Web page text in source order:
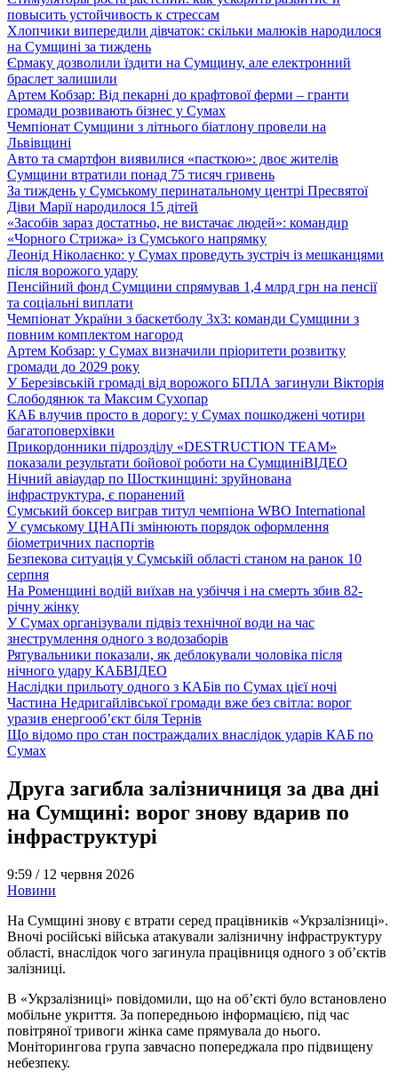
повысить устойчивость к стрессам
Хлопчики випередили дівчаток: скільки малюків народилося
на Сумщині за тиждень
Єрмаку дозволили їздити на Сумщину, але електронний
браслет залишили
Артем Кобзар: Від пекарні до крафтової ферми – гранти
громади розвивають бізнес у Сумах
Чемпіонат Сумщини з літнього біатлону провели на
Львівщині
Авто та смартфон виявилися «пасткою»: двоє жителів
Сумщини втратили понад 75 тисяч гривень
За тиждень у Сумському перинатальному центрі Пресвятої
Діви Марії народилося 15 дітей
«Засобів зараз достатньо, не вистачає людей»: командир
«Чорного Стрижа» із Сумського напрямку
Леонід Ніколаєнко: у Сумах проведуть зустріч із мешканцями
після ворожого удару
Пенсійний фонд Сумщини спрямував 1,4 млрд грн на пенсії
та соціальні виплати
Чемпіонат України з баскетболу 3х3: команди Сумщини з
повним комплектом нагород
Артем Кобзар: у Сумах визначили пріоритети розвитку
громади до 2029 року
У Березівській громаді від ворожого БПЛА загинули Вікторія
Слободянюк та Максим Сухопар
КАБ влучив просто в дорогу: у Сумах пошкоджені чотири
багатоповерхівки
Прикордонники підрозділу «DESTRUCTION TEAM»
показали результати бойової роботи на СумщиніВІДЕО
Нічний авіаудар по Шосткинщині: зруйнована
інфраструктура, є поранений
Сумський боксер виграв титул чемпіона WBO International
У сумському ЦНАПі змінюють порядок оформлення
біометричних паспортів
Безпекова ситуація у Сумській області станом на ранок 10
серпня
На Роменщині водій виїхав на узбіччя і на смерть збив 82-
річну жінку
У Сумах організували підвіз технічної води на час
знеструмлення одного з водозаборів
Рятувальники показали, як деблокували чоловіка після
нічного удару КАБВІДЕО
Наслідки прильоту одного з КАБів по Сумах цієї ночі
Частина Недригайлівської громади вже без світла: ворог
уразив енергооб’єкт біля Тернів
Що відомо про стан постраждалих внаслідок ударів КАБ по
Сумах
Друга загибла залізничниця за два дні
на Сумщині: ворог знову вдарив по
інфраструктурі
9:59 / 12 червня 2026
Новини
На Сумщині знову є втрати серед працівників «Укрзалізниці».
Вночі російські війська атакували залізничну інфраструктуру
області, внаслідок чого загинула працівниця одного з об’єктів
залізниці.
В «Укрзалізниці» повідомили, що на об’єкті було встановлено
мобільне укриття. За попередньою інформацією, під час
повітряної тривоги жінка саме прямувала до нього.
Моніторингова група завчасно попереджала про підвищену
небезпеку.